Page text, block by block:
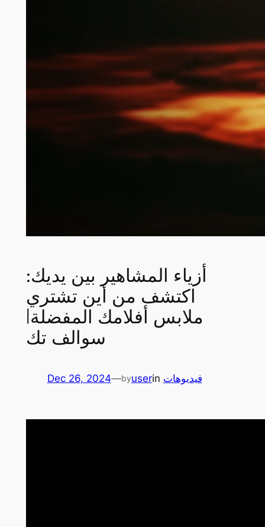
أزياء المشاهير بين يديك:
اكتشف من أين تشتري
ملابس أفلامك المفضلة|
سوالف تك
Dec 26, 2024—byuserin فيديوهات